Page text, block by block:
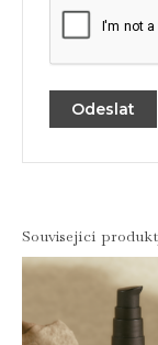
Související